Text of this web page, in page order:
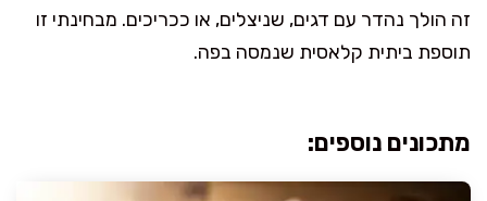
זה הולך נהדר עם דגים, שניצלים, או ככריכים. מבחינתי זו
תוספת ביתית קלאסית שנמסה בפה.
מתכונים נוספים: